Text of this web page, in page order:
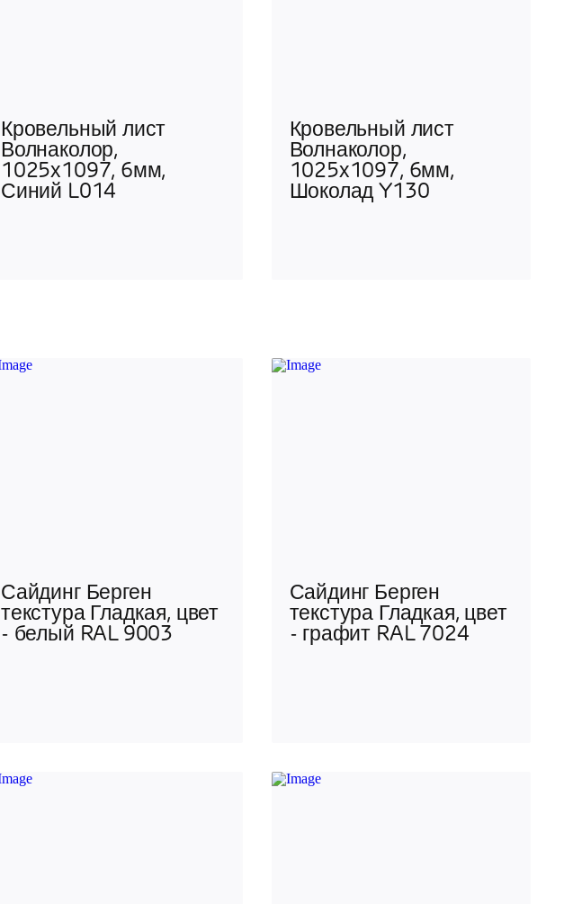
Кровельный лист
Волнаколор,
1025х1097, 6мм,
Синий L014
Кровельный лист
Волнаколор,
1025х1097, 6мм,
Шоколад Y130
Сайдинг Берген
текстура Гладкая, цвет
- белый RAL 9003
Сайдинг Берген
текстура Гладкая, цвет
- графит RAL 7024